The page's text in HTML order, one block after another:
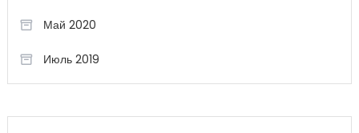
Май 2020
Июль 2019